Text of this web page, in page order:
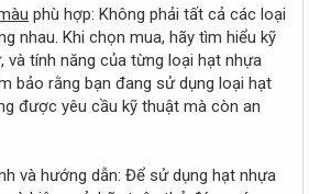
phù hợp: Không phải tất cả các loại
nhau. Khi chọn mua, hãy tìm hiểu kỹ
và tính năng của từng loại hạt nhựa
bảo rằng bạn đang sử dụng loại hạt
được yêu cầu kỹ thuật mà còn an
và hướng dẫn: Để sử dụng hạt nhựa